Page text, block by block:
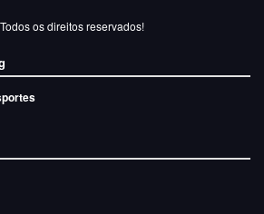
Todos os direitos reservados!